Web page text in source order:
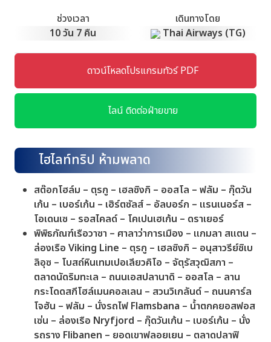
ช่วงเวลา
10 วัน 7 คืน
เดินทางโดย
Thai Airways (TG)
ดาวน์โหลดโปรแกรมทัวร์ PDF
ไลน์ ติดต่อฝ่ายขาย
ไฮไลท์ทริป ห้ามพลาด
สต๊อกโฮล์ม – ตุรกู – เฮลซิงกิ – ออสโล – ฟลัม – กุ๊ดวัน
เก้น – เบอร์เก้น – เฮิร์ตซัลส์ – อัลบอร์ก – แรนเนอร์ส –
โอเดนเซ – รอสไคลด์ – โคเปนเฮเก้น – ดราเยอร์
พิพิธภัณฑ์เรือวาซา – ศาลาว่าการเมือง – แกมลา สแตน –
ล่องเรือ Viking Line – ตุรกู – เฮลซิงกิ – อนุสาวรีย์ซิเบ
ลิอุซ – โบสถ์หินเทมเปอเลียวคิโอ – จัตุรัสวุฒิสภา –
ตลาดนัดริมทะเล – ถนนเอสปลานาดิ – ออสโล – ลาน
กระโดดสกีโฮล์เมนคอลเลน – สวนวิเกลันด์ – ถนนคาร์ล
โจฮัน – ฟลัม – นั่งรถไฟ Flamsbana – น้ำตกคยอสฟอส
เซ่น – ล่องเรือ Nryfjord – กุ๊ดวันเก้น – เบอร์เก้น – นั่ง
รถราง Flibanen – ยอดเขาฟลอยเยน – ตลาดปลาฟิ